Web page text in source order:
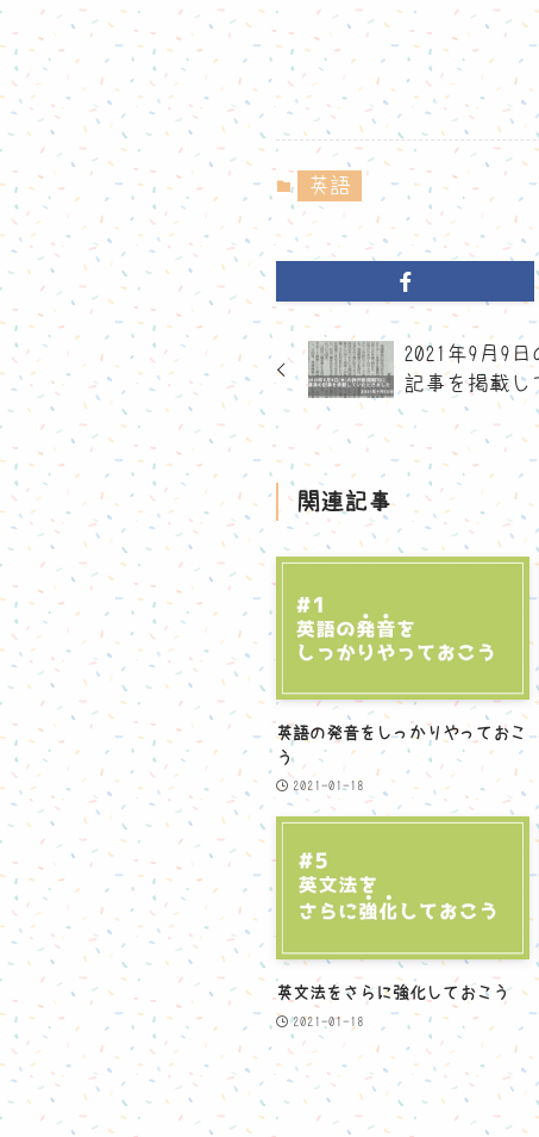
英語
2021年9月9
記事を掲載し
関連記事
英語の発音をしっかりやっておこ
う
2021-01-18
英文法をさらに強化しておこう
2021-01-18